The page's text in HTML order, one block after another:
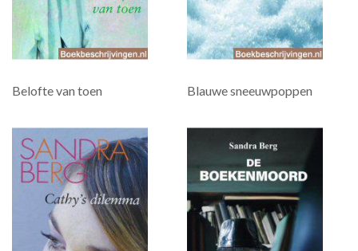
Belofte van toen Blauwe sneeuwpoppen